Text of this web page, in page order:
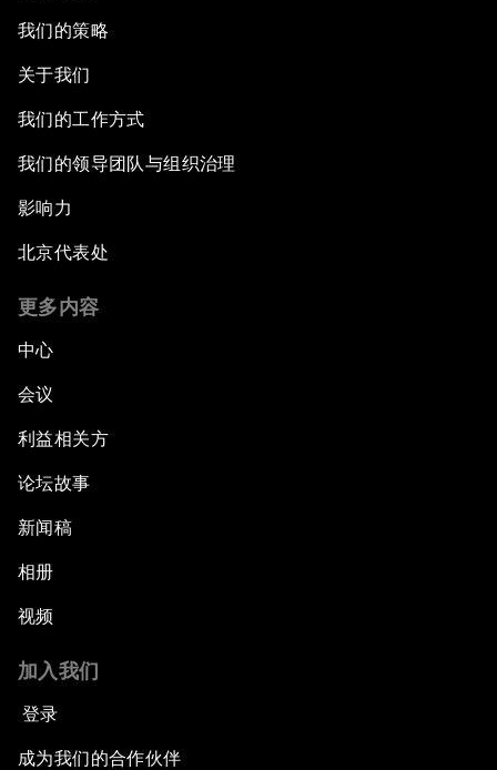
我们的策略
关于我们
我们的工作方式
我们的领导团队与组织治理
影响力
北京代表处
更多内容
中心
会议
利益相关方
论坛故事
新闻稿
相册
视频
加入我们
登录
成为我们的合作伙伴